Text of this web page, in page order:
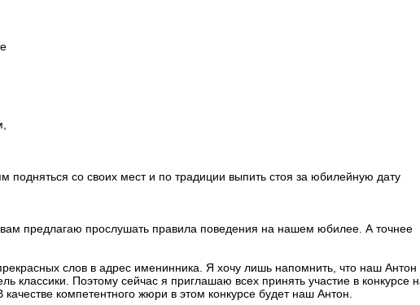
подняться со своих мест и по традиции выпить стоя за юбилейную дату
вам предлагаю прослушать правила поведения на нашем юбилее. А точнее
слов в адрес именинника. Я хочу лишь напомнить, что наш
классики. Поэтому сейчас я приглашаю всех принять участие в конкурсе
качестве компетентного жюри в этом конкурсе будет наш Антон.